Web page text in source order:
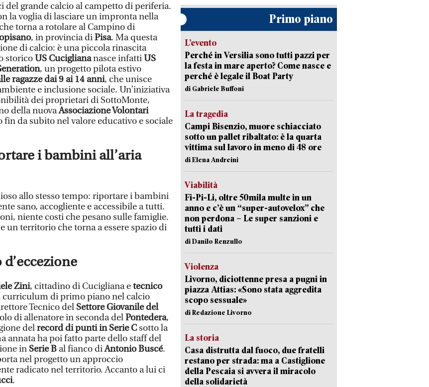
del grande calcio al campetto di periferia.
la voglia di lasciare un impronta nella
torna a rotolare al Campino di
, in provincia diPisa. Ma questa
di calcio: è una piccola rinascita
storicoUS Cucigliananasce infattiUS
, un progetto pilota estivo
ragazze dai 9 ai 14 anni, che unisce
e inclusione sociale. Un’iniziativa
dei proprietari di SottoMonte,
della nuovaAssociazione Volontari
fin da subito nel valore educativo e sociale
i bambini all’aria
allo stesso tempo: riportare i bambini
sano, accogliente e accessibile a tutti.
niente costi che pesano sulle famiglie.
un territorio che torna a essere spazio di
Zini, cittadino di Cucigliana etecnico
curriculum di primo piano nel calcio
Tecnico del Settore Giovanile del
di allenatore in seconda delPontedera,
delrecord di punti in Serie Csotto la
annata ha poi fatto parte dello staff del
in Serie B al fianco diAntonio Buscé.
nel progetto un approccio
radicato nel territorio. Accanto a lui ci
.
Primo piano
L’evento
Perché in Versilia sono tutti pazzi per
la festa in mare aperto? Come nasce e
perché è legale il Boat Party
di Gabriele Buffoni
La tragedia
Campi Bisenzio, muore schiacciato
sotto un pallet ribaltato: è la quarta
vittima sul lavoro in meno di 48 ore
di Elena Andreini
Viabilità
Fi-Pi-Li, oltre 50mila multe in un
anno e c’è un “super-autovelox” che
non perdona – Le super sanzioni e
tutti i dati
di Danilo Renzullo
Violenza
Livorno, diciottenne presa a pugni in
piazza Attias: «Sono stata aggredita
scopo sessuale»
di Redazione Livorno
La storia
Casa distrutta dal fuoco, due fratelli
restano per strada: ma a Castiglione
della Pescaia si avvera il miracolo
della solidarietà